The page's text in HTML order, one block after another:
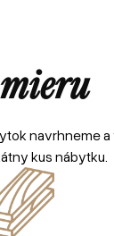
navrhneme
kus nábytku.